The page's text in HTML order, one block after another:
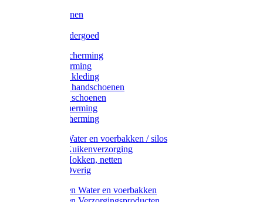
Handschoenen
Thermo ondergoed
Gehoorbescherming
Oogbescherming
Disposable kleding
Disposable handschoenen
Disposable schoenen
Mondbescherming
Hoofdbescherming
Pluimvee Water en voerbakken / silos
Pluimvee Kuikenverzorging
Pluimvee Hokken, netten
Pluimvee Overig
Knaagdieren Water en voerbakken